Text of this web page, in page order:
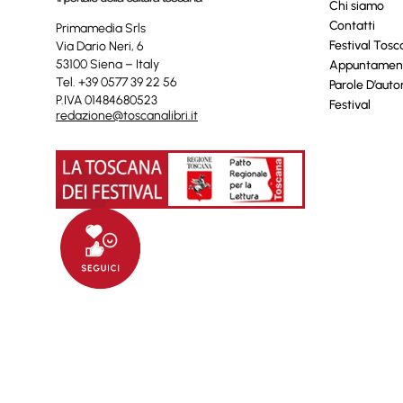
Primamedia Srls
Via Dario Neri, 6
53100 Siena – Italy
Tel. +39 0577 39 22 56
P.IVA 01484680523
redazione@toscanalibri.it
Chi siamo
Contatti
Festival
Parole
Festival